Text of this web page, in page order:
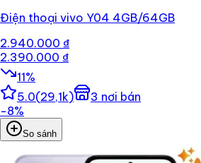
Điện thoại vivo Y04 4GB/64GB
2.940.000 ₫
2.390.000 ₫
11%
5.0(29,1k) 3 nơi bán
−8%
So sánh